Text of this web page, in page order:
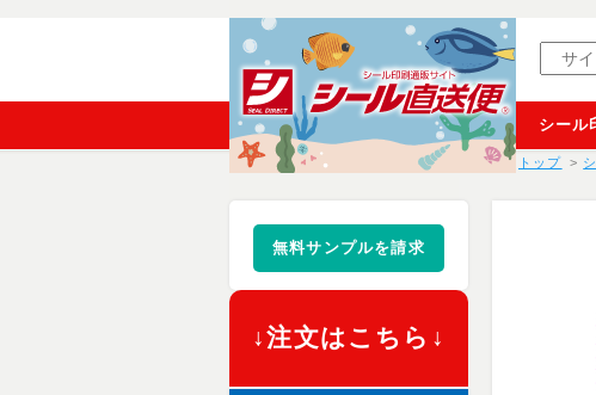
シール
トップ
無料サンプルを請求
↓注文はこちら↓